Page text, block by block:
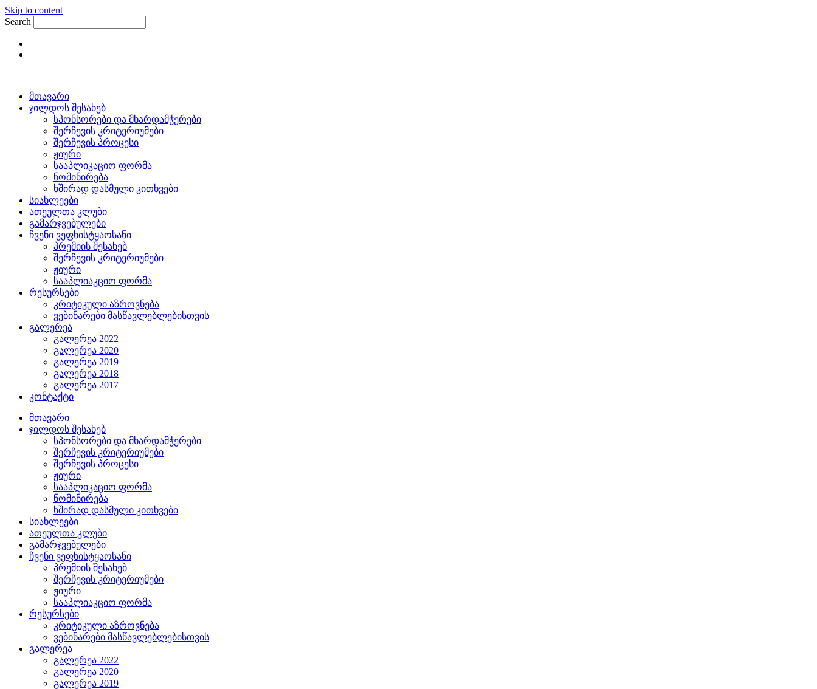
Skip to content
Search
მთავარი
ჯილდოს შესახებ
სპონსორები და მხარდამჭერები
შერჩევის კრიტერიუმები
შერჩევის პროცესი
ჟიური
სააპლიკაციო ფორმა
ნომინირება
ხშირად დასმული კითხვები
სიახლეები
ათეულთა კლუბი
გამარჯვებულები
ჩვენი ვეფხისტყაოსანი
პრემიის შესახებ
შერჩევის კრიტერიუმები
ჟიური
სააპლიაკციო ფორმა
რესურსები
კრიტიკული აზროვნება
ვებინარები მასწავლებლებისთვის
გალერეა
გალერეა 2022
გალერეა 2020
გალერეა 2019
გალერეა 2018
გალერეა 2017
კონტაქტი
მთავარი
ჯილდოს შესახებ
სპონსორები და მხარდამჭერები
შერჩევის კრიტერიუმები
შერჩევის პროცესი
ჟიური
სააპლიკაციო ფორმა
ნომინირება
ხშირად დასმული კითხვები
სიახლეები
ათეულთა კლუბი
გამარჯვებულები
ჩვენი ვეფხისტყაოსანი
პრემიის შესახებ
შერჩევის კრიტერიუმები
ჟიური
სააპლიაკციო ფორმა
რესურსები
კრიტიკული აზროვნება
ვებინარები მასწავლებლებისთვის
გალერეა
გალერეა 2022
გალერეა 2020
გალერეა 2019